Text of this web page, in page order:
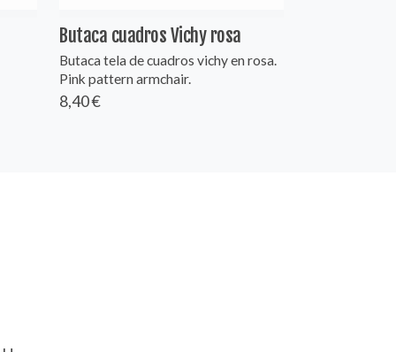
Butaca cuadros Vichy rosa
Butaca tela de cuadros vichy en rosa.
Pink pattern armchair.
8,40 €